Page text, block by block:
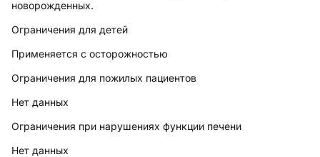
новорожденных.
Ограничения для детей
Применяется с осторожностью
Ограничения для пожилых пациентов
Нет данных
Ограничения при нарушениях функции печени
Нет данных